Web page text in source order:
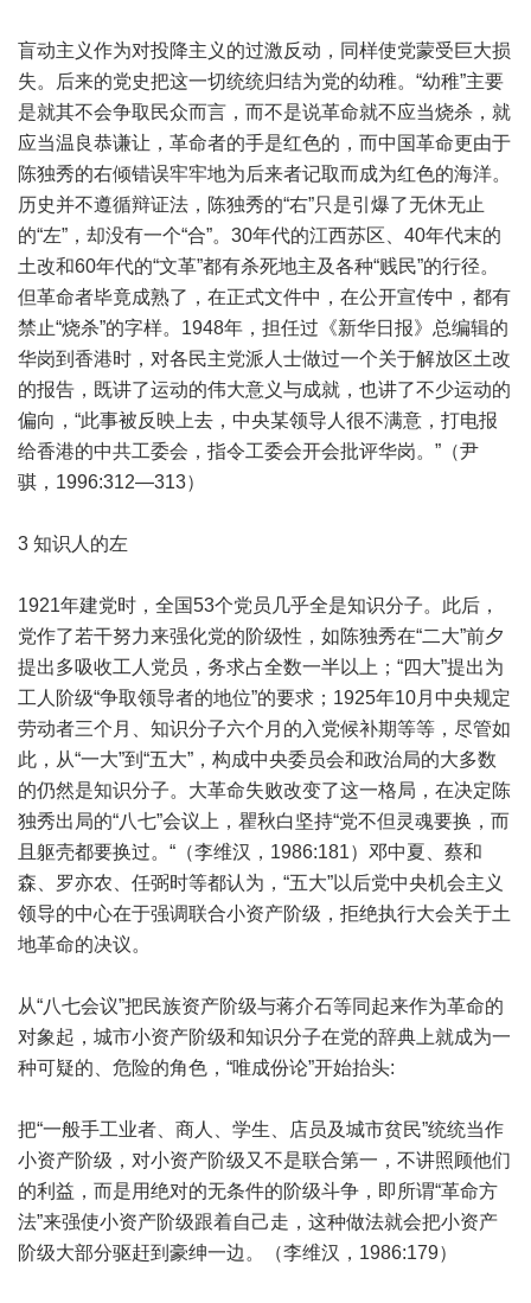
盲动主义作为对投降主义的过激反动，同样使党蒙受巨大损
失。后来的党史把这一切统统归结为党的幼稚。“幼稚”主要
是就其不会争取民众而言，而不是说革命就不应当烧杀，就
应当温良恭谦让，革命者的手是红色的，而中国革命更由于
陈独秀的右倾错误牢牢地为后来者记取而成为红色的海洋。
历史并不遵循辩证法，陈独秀的“右”只是引爆了无休无止
的“左”，却没有一个“合”。30年代的江西苏区、40年代末的
土改和60年代的“文革”都有杀死地主及各种“贱民”的行径。
但革命者毕竟成熟了，在正式文件中，在公开宣传中，都有
禁止“烧杀”的字样。1948年，担任过《新华日报》总编辑的
华岗到香港时，对各民主党派人士做过一个关于解放区土改
的报告，既讲了运动的伟大意义与成就，也讲了不少运动的
偏向，“此事被反映上去，中央某领导人很不满意，打电报
给香港的中共工委会，指令工委会开会批评华岗。”（尹
骐，1996:312—313）
3 知识人的左
1921年建党时，全国53个党员几乎全是知识分子。此后，
党作了若干努力来强化党的阶级性，如陈独秀在“二大”前夕
提出多吸收工人党员，务求占全数一半以上；“四大”提出为
工人阶级“争取领导者的地位”的要求；1925年10月中央规定
劳动者三个月、知识分子六个月的入党候补期等等，尽管如
此，从“一大”到“五大”，构成中央委员会和政治局的大多数
的仍然是知识分子。大革命失败改变了这一格局，在决定陈
独秀出局的“八七”会议上，瞿秋白坚持“党不但灵魂要换，而
且躯壳都要换过。“（李维汉，1986:181）邓中夏、蔡和
森、罗亦农、任弼时等都认为，“五大”以后党中央机会主义
领导的中心在于强调联合小资产阶级，拒绝执行大会关于土
地革命的决议。
从“八七会议”把民族资产阶级与蒋介石等同起来作为革命的
对象起，城市小资产阶级和知识分子在党的辞典上就成为一
种可疑的、危险的角色，“唯成份论”开始抬头:
把“一般手工业者、商人、学生、店员及城市贫民”统统当作
小资产阶级，对小资产阶级又不是联合第一，不讲照顾他们
的利益，而是用绝对的无条件的阶级斗争，即所谓“革命方
法”来强使小资产阶级跟着自己走，这种做法就会把小资产
阶级大部分驱赶到豪绅一边。（李维汉，1986:179）